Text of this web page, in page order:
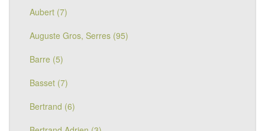
Aubert (7)
Auguste Gros, Serres (95)
Barre (5)
Basset (7)
Bertrand (6)